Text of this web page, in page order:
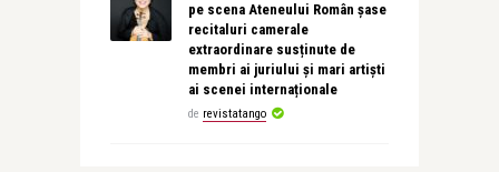
pe scena Ateneului Român șase
recitaluri camerale
extraordinare susținute de
membri ai juriului și mari artiști
ai scenei internaționale
de revistatango